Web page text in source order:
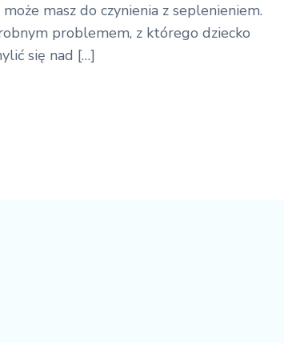
masz do czynienia z seplenieniem.
problemem, z którego dziecko
się nad […]